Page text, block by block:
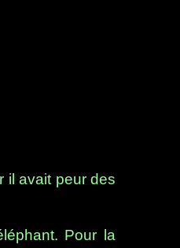
il avait peur des
Pour la